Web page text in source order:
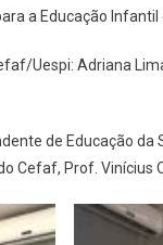
a Educação
Uespi: Adriana
de Educação da
Cefaf, Prof. Vinícius